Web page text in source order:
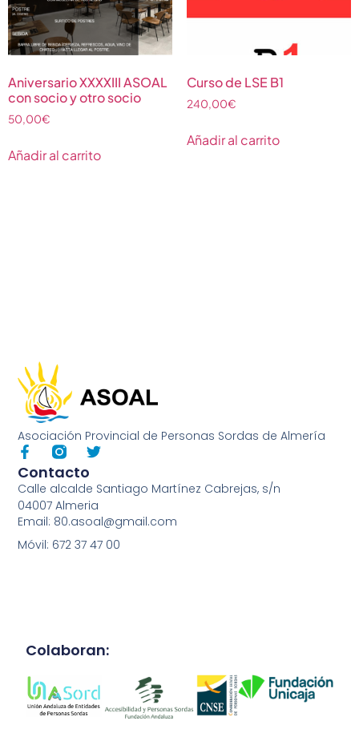
Aniversario XXXXIII ASOAL
con socio y otro socio
50,00€
Añadir al carrito
Curso de LSE B1
240,00€
Añadir al carrito
Asociación Provincial de Personas Sordas de Almería
Contacto
Calle alcalde Santiago Martínez Cabrejas, s/n
04007 Almeria
Email: 80.asoal@gmail.com
Móvil: 672 37 47 00
Colaboran: